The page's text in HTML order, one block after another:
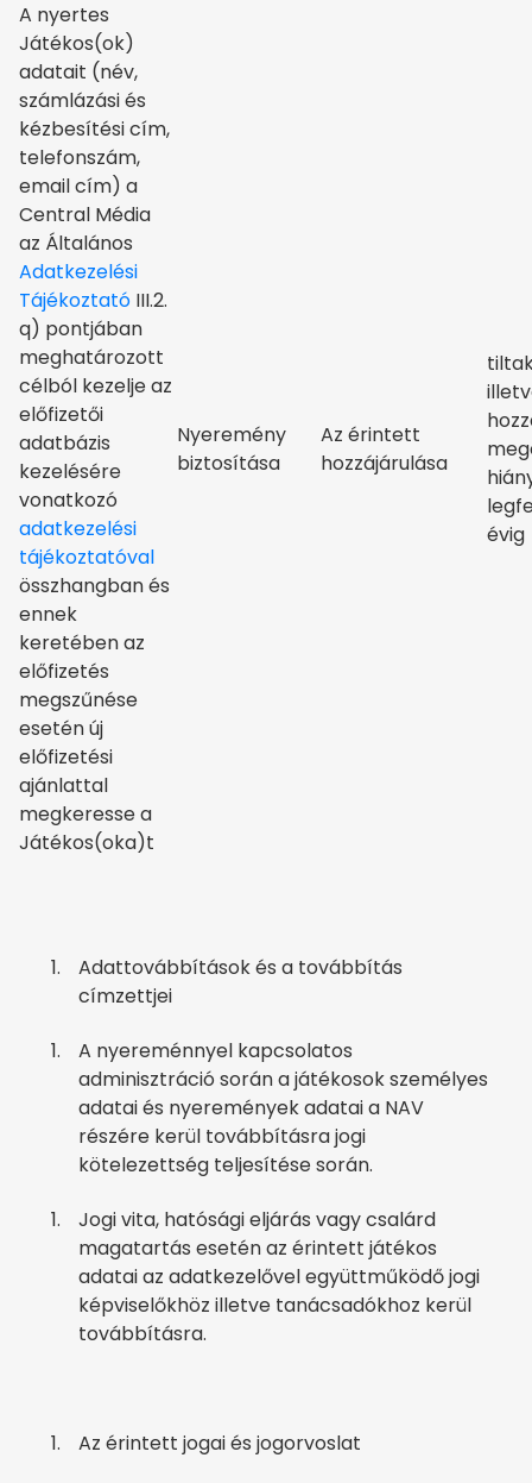
A nyertes
Játékos(ok)
adatait (név,
számlázási és
kézbesítési cím,
telefonszám,
email cím) a
Central Média
az Általános
Adatkezelési
Tájékoztató III.2.
q) pontjában
meghatározott
célból kezelje az
előfizetői
adatbázis
kezelésére
vonatkozó
adatkezelési
tájékoztatóval
összhangban és
ennek
keretében az
előfizetés
megszűnése
esetén új
előfizetési
ajánlattal
megkeresse a
Játékos(oka)t
Nyeremény
biztosítása
Az érintett
hozzájárulása
évig
Adattovábbítások és a továbbítás
címzettjei
A nyereménnyel kapcsolatos
adminisztráció során a játékosok személyes
adatai és nyeremények adatai a NAV
részére kerül továbbításra jogi
kötelezettség teljesítése során.
Jogi vita, hatósági eljárás vagy csalárd
magatartás esetén az érintett játékos
adatai az adatkezelővel együttműködő jogi
képviselőkhöz illetve tanácsadókhoz kerül
továbbításra.
Az érintett jogai és jogorvoslat